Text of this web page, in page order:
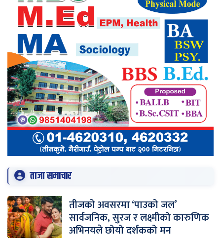
ताजा समाचार
तीजको अवसरमा ‘पाउको जल’
सार्वजनिक, सुरज र लक्ष्मीको कारुणिक
अभिनयले छोयो दर्शकको मन